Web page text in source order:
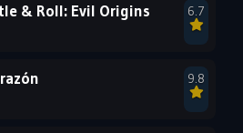
& Roll: Evil Origins 6.7
9.8